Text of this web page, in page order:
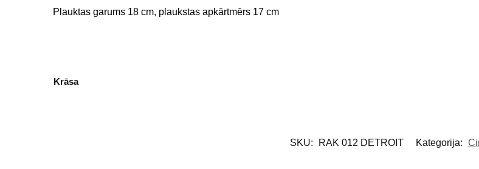
Plauktas garums 18 cm, plaukstas apkārtmērs 17 cm
Krāsa
SKU: RAK 012 DETROIT Kategorija: